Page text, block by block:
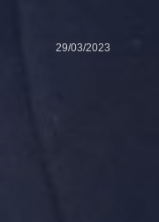
29/03/2023